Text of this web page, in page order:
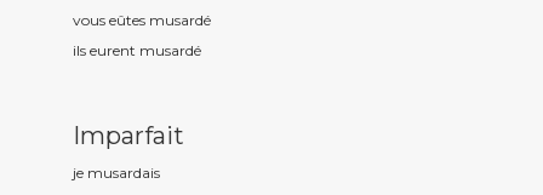
vous eûtes musardé
ils eurent musardé
Imparfait
je musardais